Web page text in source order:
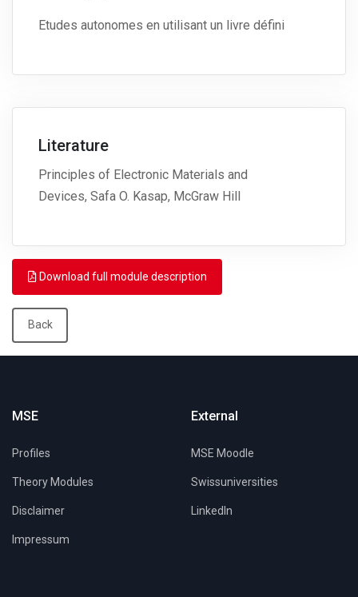
Etudes autonomes en utilisant un livre défini
Literature
Principles of Electronic Materials and
Devices, Safa O. Kasap, McGraw Hill
Download full module description
Back
MSE
Profiles
Theory Modules
Disclaimer
Impressum
External
MSE Moodle
Swissuniversities
LinkedIn